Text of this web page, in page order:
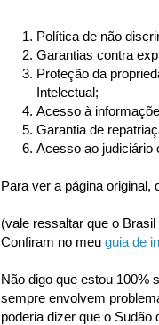
Política de não
Garantias contra
Proteção da
Intelectual;
Acesso à
Garantia de
Acesso ao judiciário
Para ver a página original,
(vale ressaltar que o
Confiram no meu guia de
Não digo que estou 100%
sempre envolvem
poderia dizer que o